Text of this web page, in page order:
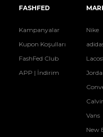
FASHFED
Kampanyalar
Kupon Koşulları
FashFed Club
APP | İndirim
Nike
Vans
New